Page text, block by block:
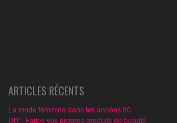
ARTICLES RÉCENTS
La mode féminine dans les années 80
DIY : Faites vos propres produits de beauté